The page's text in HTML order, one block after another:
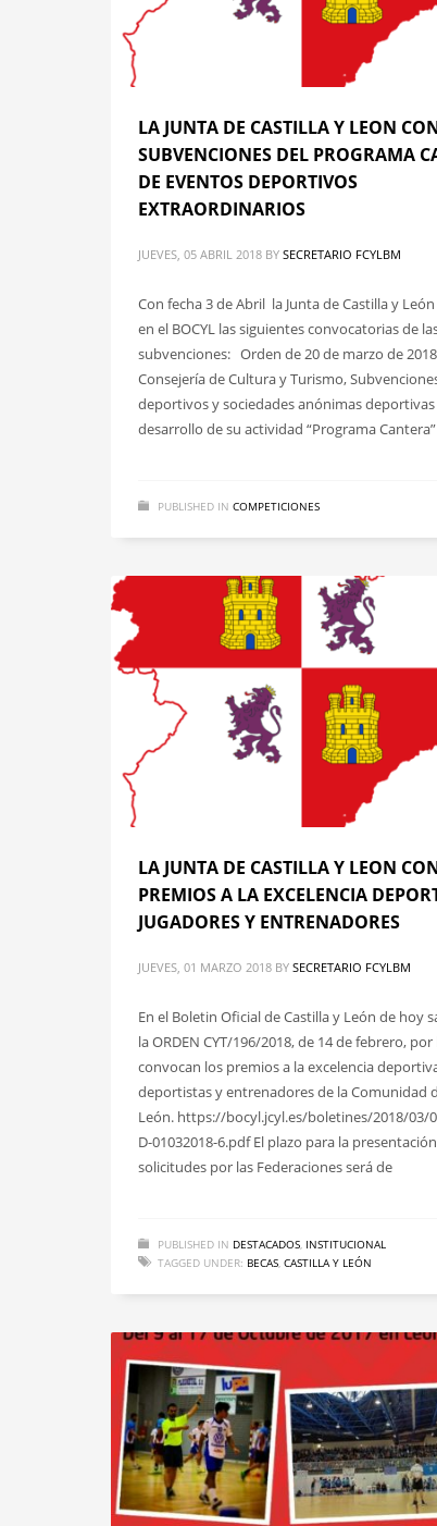
LA JUNTA DE CASTILLA Y LEON
SUBVENCIONES DEL PROGRAMA
DE EVENTOS DEPORTIVOS
EXTRAORDINARIOS
JUEVES, 05 ABRIL 2018 BY SECRETARIO FCYLBM
Con fecha 3 de Abril la Junta de Castilla y
en el BOCYL las siguientes convocatorias de
subvenciones: Orden de 20 de marzo de
Consejería de Cultura y Turismo,
deportivos y sociedades anónimas deportivas
desarrollo de su actividad “Programa
PUBLISHED IN COMPETICIONES
LA JUNTA DE CASTILLA Y LEON
PREMIOS A LA EXCELENCIA
JUGADORES Y ENTRENADORES
JUEVES, 01 MARZO 2018 BY SECRETARIO FCYLBM
En el Boletin Oficial de Castilla y León de hoy
la ORDEN CYT/196/2018, de 14 de febrero, por
convocan los premios a la excelencia
deportistas y entrenadores de la Comunidad
León. https://bocyl.jcyl.es/boletines/2018/03/
D-01032018-6.pdf El plazo para la
solicitudes por las Federaciones será de
PUBLISHED IN DESTACADOS, INSTITUCIONAL
TAGGED UNDER: BECAS, CASTILLA Y LEÓN